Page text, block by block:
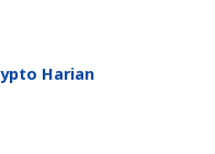
Harian